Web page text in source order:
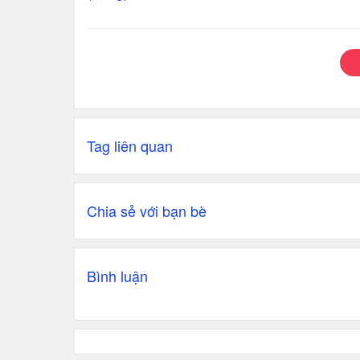
Tag liên quan
Chia sẻ với bạn bè
Bình luận